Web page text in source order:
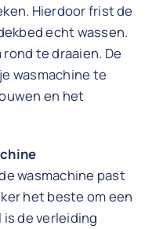
Hierdoor frist de
echt wassen.
te draaien. De
wasmachine te
en het
wasmachine past
het beste om een
is de verleiding